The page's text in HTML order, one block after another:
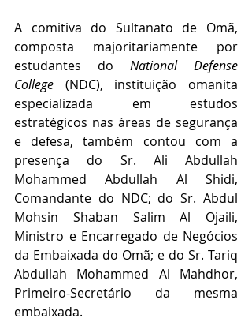
A comitiva do Sultanato de Omã,
composta majoritariamente por
estudantes do National Defense
College (NDC), instituição omanita
especializada em estudos
estratégicos nas áreas de segurança
e defesa, também contou com a
presença do Sr. Ali Abdullah
Mohammed Abdullah Al Shidi,
Comandante do NDC; do Sr. Abdul
Mohsin Shaban Salim Al Ojaili,
Ministro e Encarregado de Negócios
da Embaixada do Omã; e do Sr. Tariq
Abdullah Mohammed Al Mahdhor,
Primeiro-Secretário da mesma
embaixada.